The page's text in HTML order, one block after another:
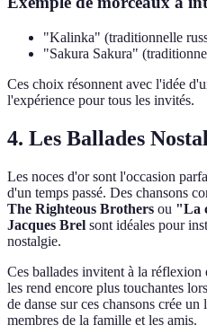
"Kalinka" (traditionnelle
"Sakura Sakura"
Ces choix résonnent avec l'idée
l'expérience pour tous les invités.
4. Les Ballades
Les noces d'or sont l'occasion
d'un temps passé. Des chansons
The Righteous Brothers ou "La
Jacques Brel sont idéales pour
nostalgie.
Ces ballades invitent à la réflexion
les rend encore plus touchantes
de danse sur ces chansons crée
membres de la famille et les amis.